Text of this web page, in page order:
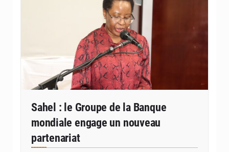
Sahel : le Groupe de la Banque
mondiale engage un nouveau
partenariat